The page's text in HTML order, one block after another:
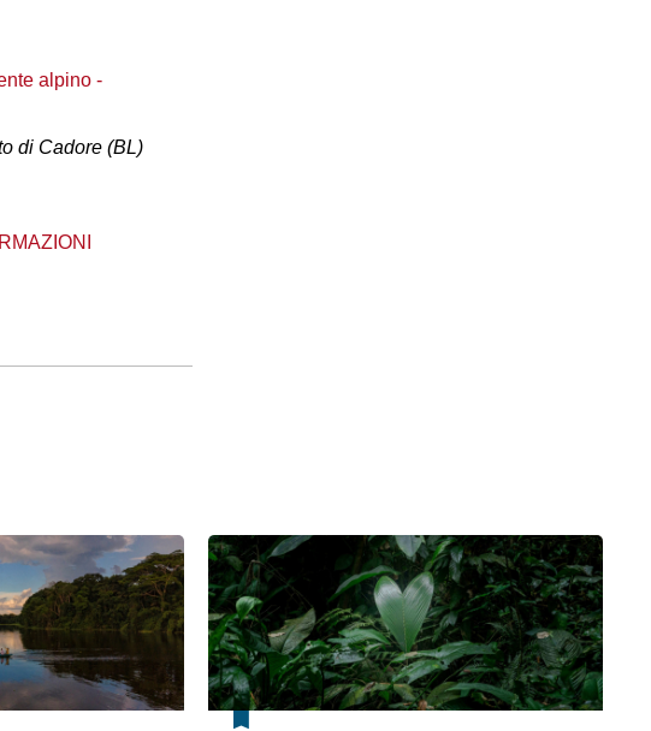
alpino -
di Cadore (BL)